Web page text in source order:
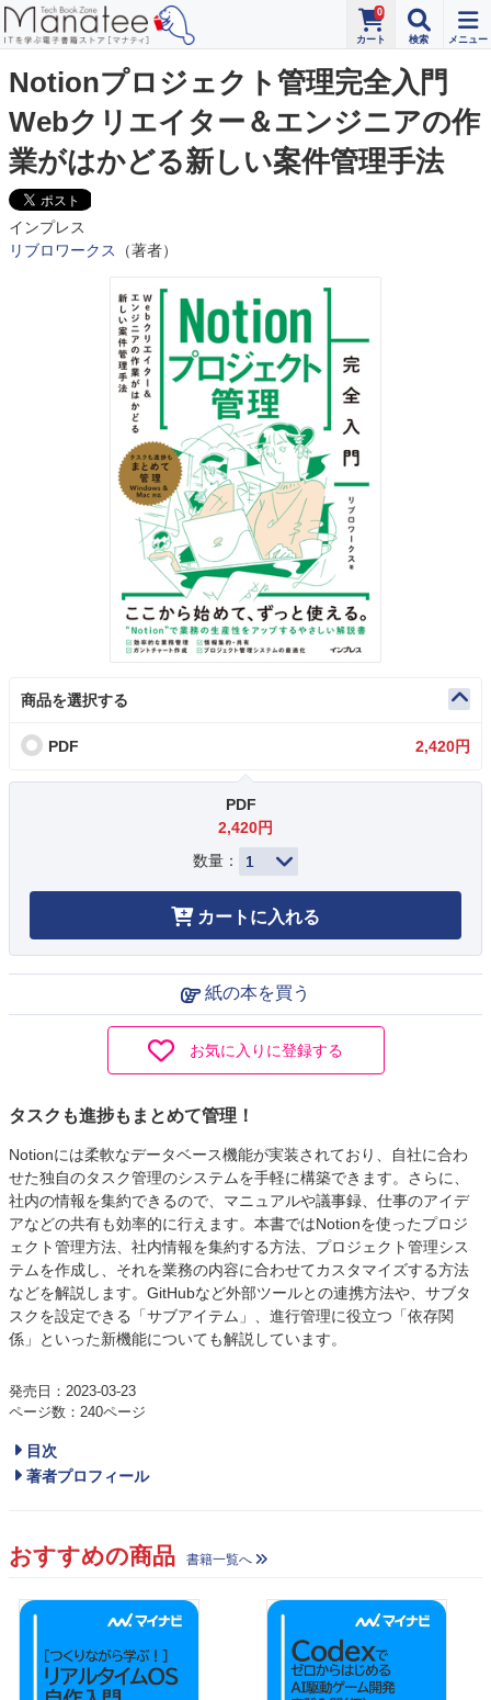
0
Notionプロジェクト管理完全入門
Webクリエイター＆エンジニアの作
業がはかどる新しい案件管理手法
インプレス
リブロワークス
（著者）
商品を選択する
PDF 2,420円
PDF
2,420円
数量：
カートに入れる
紙の本を買う
お気に入りに登録する
タスクも進捗もまとめて管理！
Notionには柔軟なデータベース機能が実装されており、自社に合わ
せた独自のタスク管理のシステムを手軽に構築できます。さらに、
社内の情報を集約できるので、マニュアルや議事録、仕事のアイデ
アなどの共有も効率的に行えます。本書ではNotionを使ったプロジ
ェクト管理方法、社内情報を集約する方法、プロジェクト管理シス
テムを作成し、それを業務の内容に合わせてカスタマイズする方法
などを解説します。GitHubなど外部ツールとの連携方法や、サブタ
スクを設定できる「サブアイテム」、進行管理に役立つ「依存関
係」といった新機能についても解説しています。
発売日：2023-03-23
ページ数：240ページ
目次
著者プロフィール
おすすめの商品 書籍一覧へ